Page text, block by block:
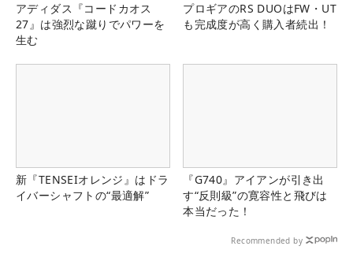
アディダス『コードカオス
27』は強烈な蹴りでパワーを
生む
プロギアのRS DUOはFW・UT
も完成度が高く購入者続出！
新『TENSEIオレンジ』はドラ
イバーシャフトの“最適解”
『G740』アイアンが引き出
す“反則級”の寛容性と飛びは
本当だった！
Recommended by